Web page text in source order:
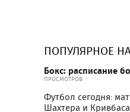
ПОПУЛЯРНОЕ
Бокс: расписание
ПРОСМОТРОВ
Футбол сегодня:
Шахтера и